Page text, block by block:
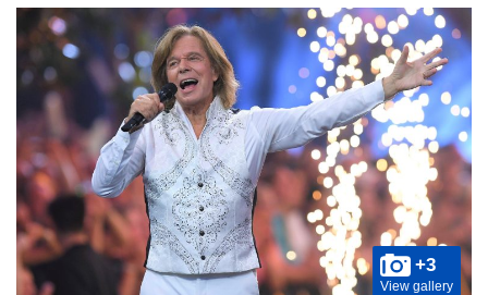
+3
View gallery